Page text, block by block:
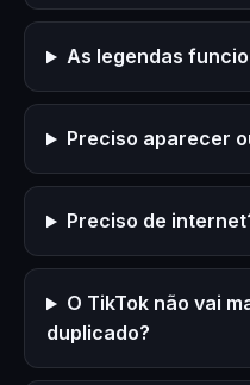
As legendas
Preciso aparecer
Preciso de
O TikTok não vai
duplicado?